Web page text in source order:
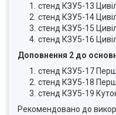
стенд КЗУ5-13
стенд КЗУ5-14
стенд КЗУ5-15
стенд КЗУ5-16
Доповнення 2 до
стенд КЗУ5-17
стенд КЗУ5-18
стенд КЗУ5-19
Рекомендовано до